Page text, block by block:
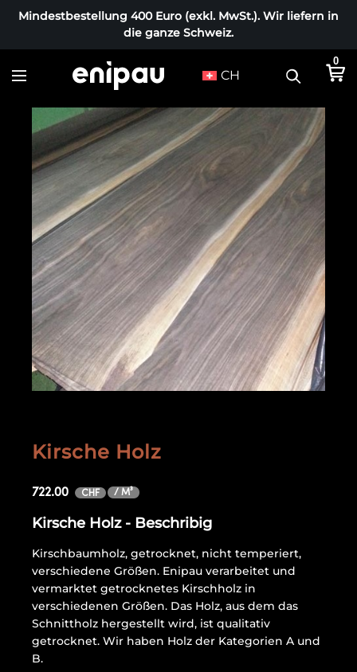
Mindestbestellung 400 Euro (exkl. MwSt.). Wir liefern in
die ganze Schweiz.
CH
0
Kirsche Holz
722.00 CHF / M³
Kirsche Holz - Beschribig
Kirschbaumholz, getrocknet, nicht temperiert,
verschiedene Größen. Enipau verarbeitet und
vermarktet getrocknetes Kirschholz in
verschiedenen Größen. Das Holz, aus dem das
Schnittholz hergestellt wird, ist qualitativ
getrocknet. Wir haben Holz der Kategorien A und
B.